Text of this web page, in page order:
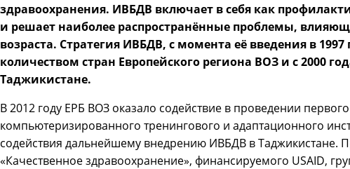
здравоохранения. ИВБДВ включает в себя как
и решает наиболее распространённые проблемы,
возраста. Стратегия ИВБДВ, с момента её введения в
количеством стран Европейского региона ВОЗ и с 2000
Таджикистане.
В 2012 году ЕРБ ВОЗ оказало содействие в проведении
компьютеризированного тренингового и адаптационного
содействия дальнейшему внедрению ИВБДВ в Таджикистане.
«Качественное здравоохранение», финансируемого USAID,